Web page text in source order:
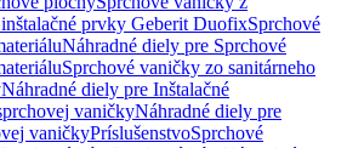
prvky Geberit DuofixSprchové
Náhradné diely pre Sprchové
Sprchové vaničky zo sanitárneho
Náhradné diely pre Inštalačné
vaničkyNáhradné diely pre
vaničkyPríslušenstvoSprchové